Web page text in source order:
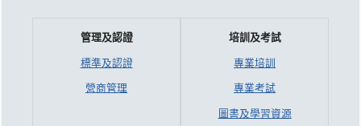
管理及認證
標準及認證
營商管理
培訓及考試
專業培訓
專業考試
圖書及學習資源